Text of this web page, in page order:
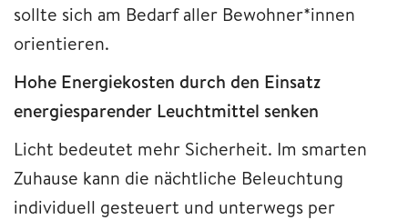
sollte sich am Bedarf aller Bewohner*innen
orientieren.
Hohe Energiekosten durch den Einsatz
energiesparender Leuchtmittel senken
Licht bedeutet mehr Sicherheit. Im smarten
Zuhause kann die nächtliche Beleuchtung
individuell gesteuert und unterwegs per